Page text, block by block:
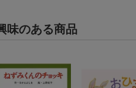
味のある商品